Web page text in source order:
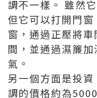
調不一樣。 雖然
但它可以打開門
窗，通過正壓將
間，並通過濕簾
氣。
另一個方面是投
調的價格約為